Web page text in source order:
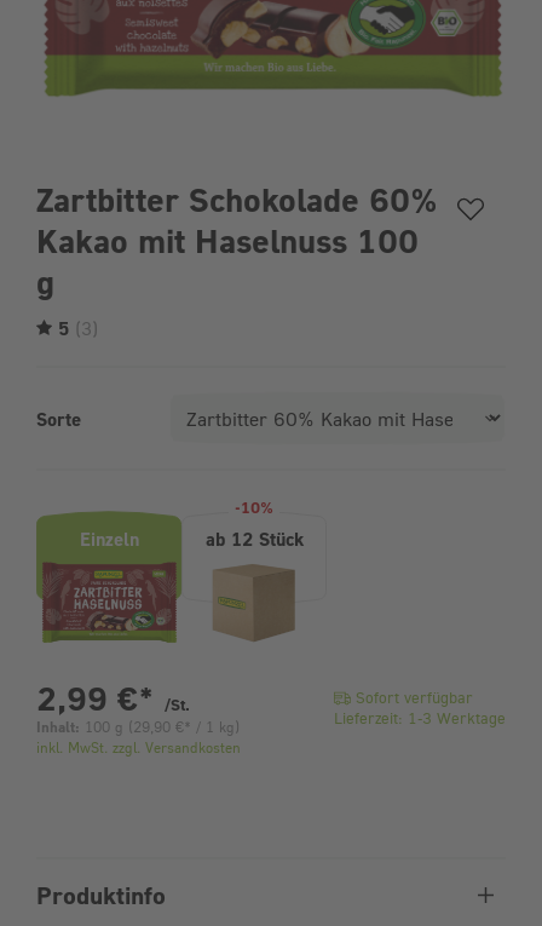
Zartbitter Schokolade 60%
Kakao mit Haselnuss 100
g
5 (3)
Sorte
Einzeln
-10%
ab 12 Stück
2,99 €* /St.
Inhalt: 100 g ( 29,90 € * / 1 kg)
inkl. MwSt. zzgl. Versandkosten
Sofort verfügbar
Lieferzeit: 1-3 Werktage
Produktinfo